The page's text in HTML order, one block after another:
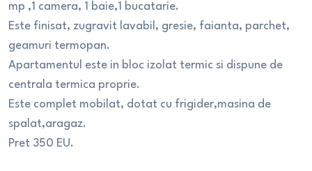
mp ,1 camera, 1 baie,1 bucatarie.
Este finisat, zugravit lavabil, gresie, faianta, parchet,
geamuri termopan.
Apartamentul este in bloc izolat termic si dispune de
centrala termica proprie.
Este complet mobilat, dotat cu frigider,masina de
spalat,aragaz.
Pret 350 EU.